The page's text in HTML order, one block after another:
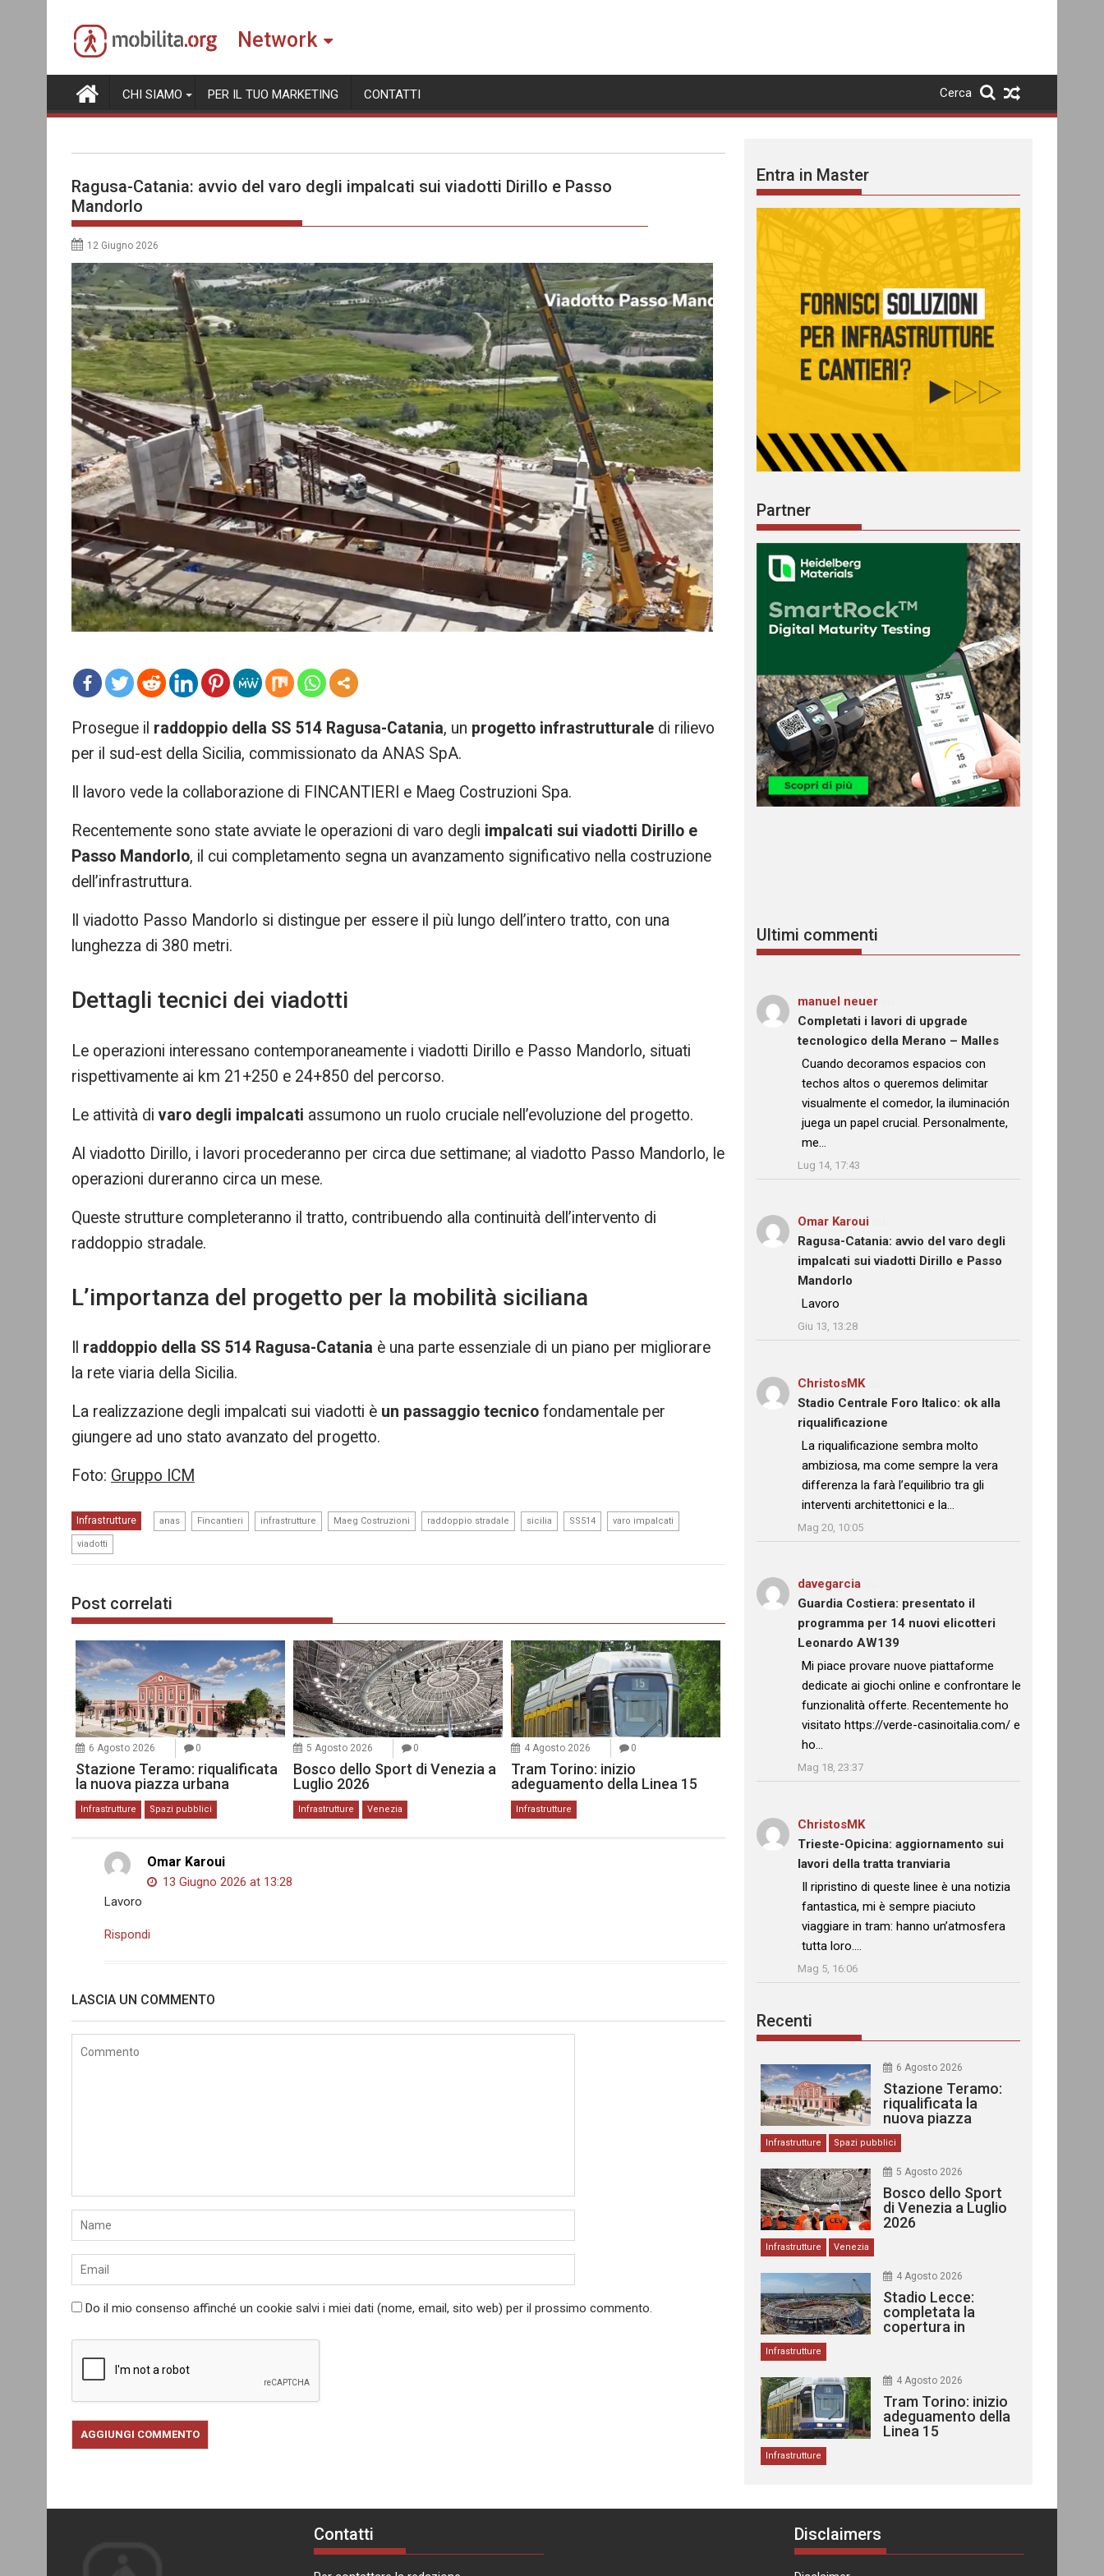
content
Network
CHI SIAMO PER IL TUO MARKETING CONTATTI Cerca
Ragusa-Catania: avvio del varo degli impalcati sui viadotti Dirillo e Passo
Mandorlo
12 Giugno 2026
re
Prosegue il raddoppio della SS 514 Ragusa-Catania, un progetto infrastrutturale di rilievo
per il sud-est della Sicilia, commissionato da ANAS SpA.
Il lavoro vede la collaborazione di FINCANTIERI e Maeg Costruzioni Spa.
Recentemente sono state avviate le operazioni di varo degli impalcati sui viadotti Dirillo e
Passo Mandorlo, il cui completamento segna un avanzamento significativo nella costruzione
dell’infrastruttura.
Il viadotto Passo Mandorlo si distingue per essere il più lungo dell’intero tratto, con una
lunghezza di 380 metri.
Dettagli tecnici dei viadotti
Le operazioni interessano contemporaneamente i viadotti Dirillo e Passo Mandorlo, situati
rispettivamente ai km 21+250 e 24+850 del percorso.
Le attività divaro degli impalcati assumono un ruolo cruciale nell’evoluzione del progetto.
Al viadotto Dirillo, i lavori procederanno per circa due settimane; al viadotto Passo Mandorlo, le
operazioni dureranno circa un mese.
Queste strutture completeranno il tratto, contribuendo alla continuità dell’intervento di
raddoppio stradale.
L’importanza del progetto per la mobilità siciliana
raddoppio della SS 514 Ragusa-Catania è una parte essenziale di un piano per migliorare
la rete viaria della Sicilia.
La realizzazione degli impalcati sui viadotti è un passaggio tecnico fondamentale per
giungere ad uno stato avanzato del progetto.
Foto: Gruppo ICM
Infrastrutture anas Fincantieri infrastrutture Maeg Costruzioni raddoppio stradale sicilia SS514 varo impalcati
viadotti
Post correlati
6 Agosto 2026 0
Stazione Teramo: riqualificata
la nuova piazza urbana
Infrastrutture Spazi pubblici
5 Agosto 2026 0
Bosco dello Sport di Venezia a
Luglio 2026
Infrastrutture Venezia
4 Agosto 2026 0
Tram Torino: inizio
adeguamento della Linea 15
Infrastrutture
Omar Karoui
13 Giugno 2026 at 13:28
Lavoro
Rispondi
LASCIA UN COMMENTO
Do il mio consenso affinché un cookie salvi i miei dati (nome, email, sito web) per il prossimo commento.
Entra in Master
Partner
Ultimi commenti
manuel neuer
Completati i lavori di upgrade
tecnologico della Merano – Malles
: “
Cuando decoramos espacios con
techos altos o queremos delimitar
visualmente el comedor, la iluminación
juega un papel crucial. Personalmente,
me…
Lug 14, 17:43
Omar Karoui
Ragusa-Catania: avvio del varo degli
impalcati sui viadotti Dirillo e Passo
Mandorlo
: “Lavoro
Giu 13, 13:28
ChristosMKsu
Stadio Centrale Foro Italico: ok alla
riqualificazione
: “La riqualificazione sembra molto
ambiziosa, ma come sempre la vera
differenza la farà l’equilibrio tra gli
interventi architettonici e la…
Mag 20, 10:05
davegarcia
Guardia Costiera: presentato il
programma per 14 nuovi elicotteri
Leonardo AW139
: “
Mi piace provare nuove piattaforme
dedicate ai giochi online e confrontare le
funzionalità offerte. Recentemente ho
visitato https://verde-casinoitalia.com/ e
ho…
Mag 18, 23:37
ChristosMKsu
Trieste-Opicina: aggiornamento sui
lavori della tratta tranviaria
: “
Il ripristino di queste linee è una notizia
fantastica, mi è sempre piaciuto
viaggiare in tram: hanno un’atmosfera
tutta loro.…
Mag 5, 16:06
Recenti
6 Agosto 2026
Stazione Teramo:
riqualificata la
nuova piazza
urbana
Infrastrutture Spazi pubblici
5 Agosto 2026
Bosco dello Sport
di Venezia a Luglio
2026
Infrastrutture Venezia
4 Agosto 2026
Stadio Lecce:
completata la
copertura in
Infrastrutture
4 Agosto 2026
Tram Torino: inizio
adeguamento della
Linea 15
Infrastrutture
Contatti Disclaimers